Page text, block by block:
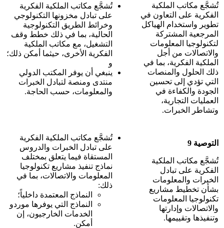
تُشجَّع مكاتب الملكية
الفكرية على التعاون في
تطوير واستخدام الهياكل
المرجعية المشتركة
لتكنولوجيا المعلومات
والاتصالات من أجل
الملكية الفكرية، بما في
ذلك الحلول والمنصات
التي تؤدي إلى تحسين
الجودة والكفاءة في
العمليات التجارية،
وتشاطر الخبرات.
تُشجَّع مكاتب الملكية الفكرية
على تبادل مخزونها التكنولوجي
وخرائط الطريق التكنولوجية
الحالية، بما في ذلك خطط وقف
التشغيل، مع مكاتب الملكية
الفكرية الأخرى، حيثما أمكن ذلك؛
و
ينبغي أن يوفر المكتب الدولي
منتدى ومنصة لتبادل الخبرات
والمعلومات، حسب الحاجة.
التوصية 9
تُشجَّع مكاتب الملكية
الفكرية على تبادل
الخبرات والمعلومات
بشأن تخطيط مشاريع
تكنولوجيا المعلومات
والاتصالات وإدارتها
وتنفيذها وتقييمها.
تُشجَّع مكاتب الملكية الفكرية
على تبادل الخبرات والدروس
المستقاة فيما يتعلق بمختلف
نماذج تنفيذ مشاريع تكنولوجيا
المعلومات والاتصالات، بما في
ذلك:
النماذج المعتمدة داخلياً؛
النماذج التي يوفرها موردو
الخدمات الخارجيون، إن
أمكن.